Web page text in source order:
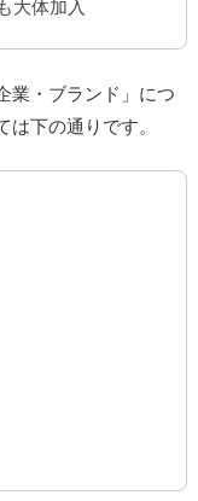
大体加入
業・ブランド」につ
は下の通りです。